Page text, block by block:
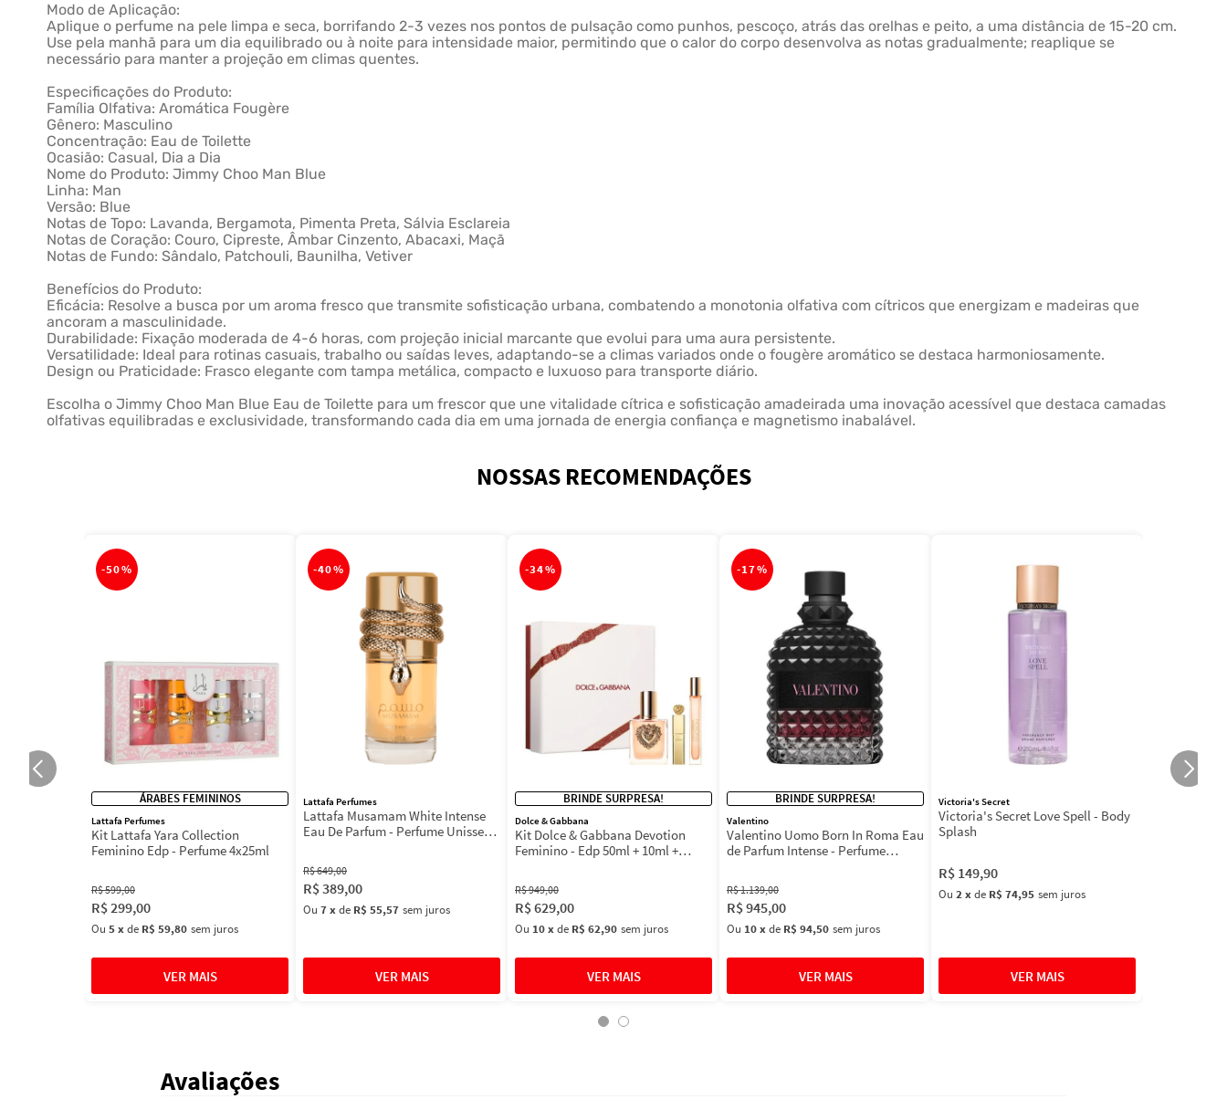
Modo de Aplicação:
Aplique o perfume na pele limpa e seca, borrifando 2-3 vezes nos pontos de pulsação como punhos, pescoço, atrás das orelhas e peito, a uma distância de 15-20 cm.
Use pela manhã para um dia equilibrado ou à noite para intensidade maior, permitindo que o calor do corpo desenvolva as notas gradualmente; reaplique se
necessário para manter a projeção em climas quentes.
Especificações do Produto:
Família Olfativa: Aromática Fougère
Gênero: Masculino
Concentração: Eau de Toilette
Ocasião: Casual, Dia a Dia
Nome do Produto: Jimmy Choo Man Blue
Linha: Man
Versão: Blue
Notas de Topo: Lavanda, Bergamota, Pimenta Preta, Sálvia Esclareia
Notas de Coração: Couro, Cipreste, Âmbar Cinzento, Abacaxi, Maçã
Notas de Fundo: Sândalo, Patchouli, Baunilha, Vetiver
Benefícios do Produto:
Eficácia: Resolve a busca por um aroma fresco que transmite sofisticação urbana, combatendo a monotonia olfativa com cítricos que energizam e madeiras que
ancoram a masculinidade.
Durabilidade: Fixação moderada de 4-6 horas, com projeção inicial marcante que evolui para uma aura persistente.
Versatilidade: Ideal para rotinas casuais, trabalho ou saídas leves, adaptando-se a climas variados onde o fougère aromático se destaca harmoniosamente.
Design ou Praticidade: Frasco elegante com tampa metálica, compacto e luxuoso para transporte diário.
Escolha o Jimmy Choo Man Blue Eau de Toilette para um frescor que une vitalidade cítrica e sofisticação amadeirada uma inovação acessível que destaca camadas
olfativas equilibradas e exclusividade, transformando cada dia em uma jornada de energia confiança e magnetismo inabalável.
NOSSAS RECOMENDAÇÕES
-50%
ÁRABES FEMININOS
Lattafa Perfumes
Kit Lattafa Yara Collection
Feminino Edp - Perfume 4x25ml
R$599,00
R$299,00
Ou 5xde R$ 59,80 sem juros
-40%
Lattafa Perfumes
Lattafa Musamam White Intense
Eau De Parfum - Perfume Unissex
R$649,00
R$389,00
Ou 7xde R$ 55,57 sem juros
-34%
BRINDE SURPRESA!
Dolce & Gabbana
Kit Dolce & Gabbana Devotion
Feminino - Edp 50ml + 10ml +
R$949,00
R$629,00
Ou 10xde R$ 62,90 sem juros
-17%
BRINDE SURPRESA!
Valentino
Valentino Uomo Born In Roma Eau
de Parfum Intense - Perfume
R$1.139,00
R$945,00
Ou 10xde R$ 94,50 sem juros
Victoria's Secret
Victoria's Secret Love Spell - Body
Splash
R$ 149,90
Ou 2xde R$ 74,95 sem juros
Avaliações